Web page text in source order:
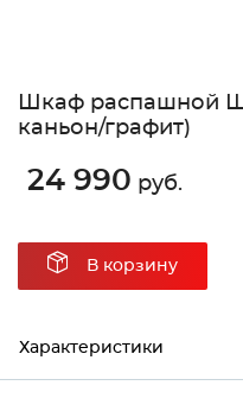
Шкаф распашной
каньон/графит)
24 990 руб.
В корзину
Характеристики